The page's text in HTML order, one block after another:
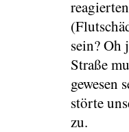
sein? Oh
Straße
gewesen
störte
zu.